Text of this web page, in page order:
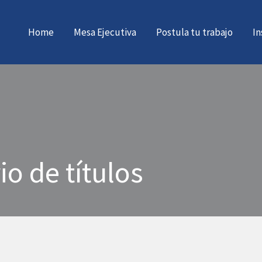
Home Mesa Ejecutiva Postula tu trabajo
de títulos